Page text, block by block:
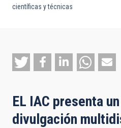
científicas y técnicas
EL IAC presenta
divulgación